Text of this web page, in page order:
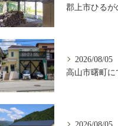
2026/08/05